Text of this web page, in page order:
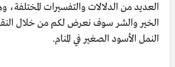
العديد من الدلالات والتفسيرات
الخير والشر سوف نعرض لكم من خلال
النمل الأسود الصغير في المنام.